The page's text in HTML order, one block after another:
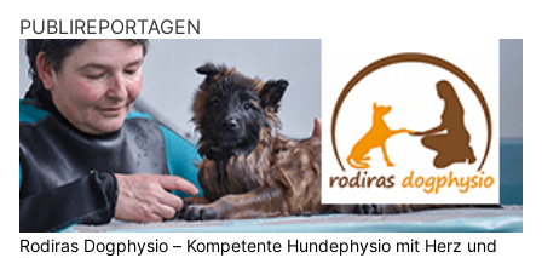
PUBLIREPORTAGEN
Rodiras Dogphysio – Kompetente Hundephysio mit Herz und